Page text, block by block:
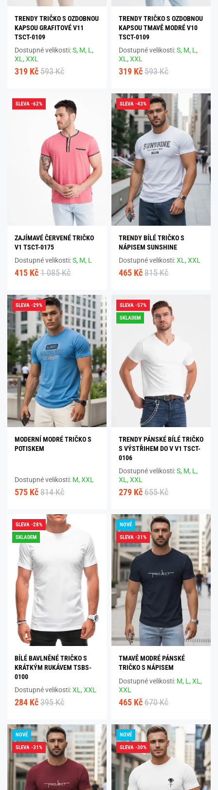
TRENDY TRIČKO S OZDOBNOU
KAPSOU GRAFITOVÉ V11
TSCT-0109
Dostupné velikosti:S, M, L,
XL,XXL
319 Kč 593 Kč
TRENDY TRIČKO S OZDOBNOU
KAPSOU TMAVĚ MODRÉ V10
TSCT-0109
Dostupné velikosti:S, M, L,
XL,XXL
319 Kč 593 Kč
SLEVA -62%
ZAJÍMAVÉ ČERVENÉ TRIČKO
V1 TSCT-0175
Dostupné velikosti:S, M, L
415 Kč 1 085 Kč
SLEVA -43%
TRENDY BÍLÉ TRIČKO S
NÁPISEM SUNSHINE
Dostupné velikosti:XL,XXL
465 Kč 815 Kč
SLEVA -29%
MODERNÍ MODRÉ TRIČKO S
POTISKEM
Dostupné velikosti: M,XXL
575 Kč 814 Kč
SLEVA -57%
SKLADEM
TRENDY PÁNSKÉ BÍLÉ TRIČKO
S VÝSTŘIHEM DO V V1 TSCT-
0106
Dostupné velikosti:S, M, L,
XL,XXL
279 Kč 655 Kč
SLEVA -28%
SKLADEM
BÍLÉ BAVLNĚNÉ TRIČKO S
KRÁTKÝM RUKÁVEM TSBS-
0100
Dostupné velikosti:XL,XXL
284 Kč 395 Kč
NOVÉ
SLEVA -31%
TMAVĚ MODRÉ PÁNSKÉ
TRIČKO S NÁPISEM
Dostupné velikosti: M, L,XL,
XXL
465 Kč 670 Kč
NOVÉ
SLEVA -31%
NOVÉ
SLEVA -30%